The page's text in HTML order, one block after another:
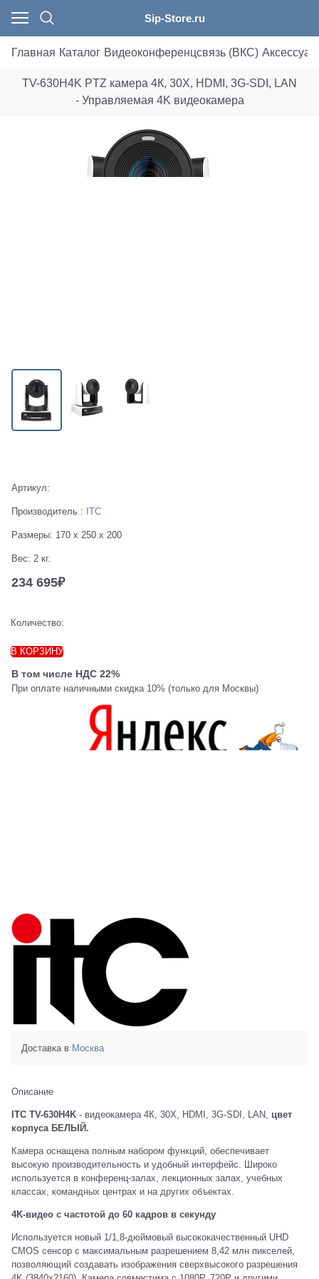
Sip-Store.ru
Главная Каталог Видеоконференцсвязь (ВКС)
TV-630H4K PTZ камера 4К, 30X, HDMI, 3G-SDI, LAN
- Управляемая 4K видеокамера
Артикул:
Производитель : ITC
Размеры: 170 x 250 x 200
Вес: 2 кг.
234 695₽
Количество:
В КОРЗИНУ
В том числе НДС 22%
При оплате наличными скидка 10% (только для Москвы)
Доставка в Москва
Описание
ITC TV-630H4K - видеокамера 4К, 30X, HDMI, 3G-SDI, LAN, цвет
корпуса БЕЛЫЙ.
Камера оснащена полным набором функций, обеспечивает
высокую производительность и удобный интерфейс. Широко
используется в конференц-залах, лекционных залах, учебных
классах, командных центрах и на других объектах.
4K-видео с частотой до 60 кадров в секунду
Используется новый 1/1,8-дюймовый высококачественный UHD
CMOS сенсор с максимальным разрешением 8,42 млн пикселей,
позволяющий создавать изображения сверхвысокого разрешения